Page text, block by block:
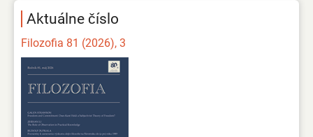
Aktuálne číslo
Filozofia 81 (2026), 3